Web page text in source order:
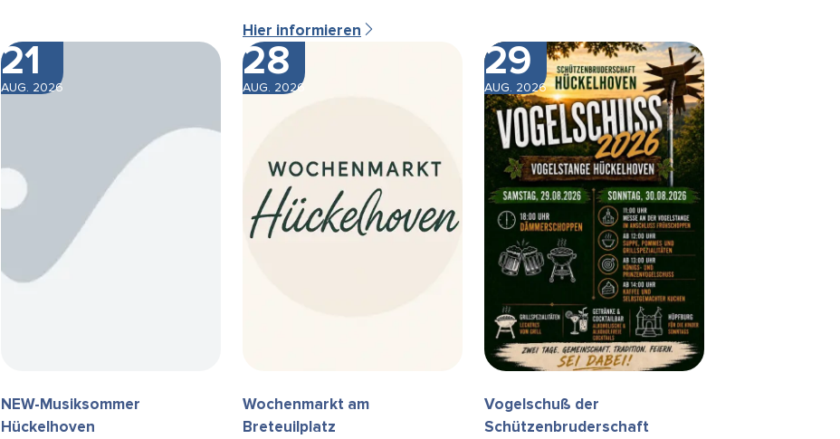
Hier informieren
21
AUG. 2026
NEW-Musiksommer
Hückelhoven
28
AUG. 2026
Wochenmarkt am
Breteuilplatz
29
AUG. 2026
Vogelschuß der
Schützenbruderschaft